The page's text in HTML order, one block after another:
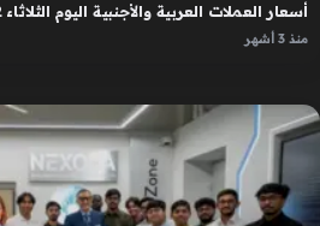
أسعار العملات العربية والأجنبية اليوم الثلاثاء 12 مايو 2026
منذ 3 أشهر